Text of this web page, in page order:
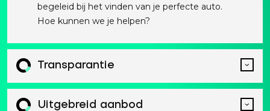
begeleid bij het vinden van je perfecte auto.
Hoe kunnen we je helpen?
Transparantie
Uitgebreid aanbod